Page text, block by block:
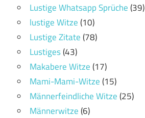
Lustige Whatsapp Sprüche(39)
lustige Witze(10)
Lustige Zitate(78)
Lustiges(43)
Makabere Witze(17)
Mami-Mami-Witze(15)
Männerfeindliche Witze(25)
Männerwitze(6)